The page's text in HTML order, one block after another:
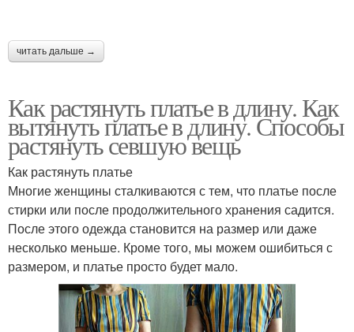
читать дальше →
Как растянуть платье в длину. Как
вытянуть платье в длину. Способы
растянуть севшую вещь
Как растянуть платье
Многие женщины сталкиваются с тем, что платье после
стирки или после продолжительного хранения садится.
После этого одежда становится на размер или даже
несколько меньше. Кроме того, мы можем ошибиться с
размером, и платье просто будет мало.